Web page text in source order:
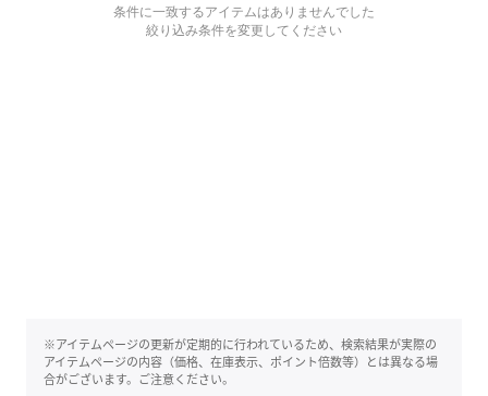
条件に一致するアイテムはありませんでした
絞り込み条件を変更してください
※アイテムページの更新が定期的に行われているため、検索結果が実際の
アイテムページの内容（価格、在庫表示、ポイント倍数等）とは異なる場
合がございます。ご注意ください。